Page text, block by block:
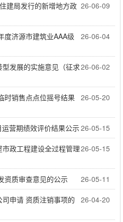
26-06-09
建局发行的新增地方政
26-06-04
度济源市建筑业AAA级
26-06-02
发展的实施意见（征求
26-05-20
时销售点点位摇号结果
26-05-15
营期绩效评价结果公示
26-05-15
政工程建设全过程管理
26-05-11
资质审查意见的公示
26-04-20
申请 资质注销事项的